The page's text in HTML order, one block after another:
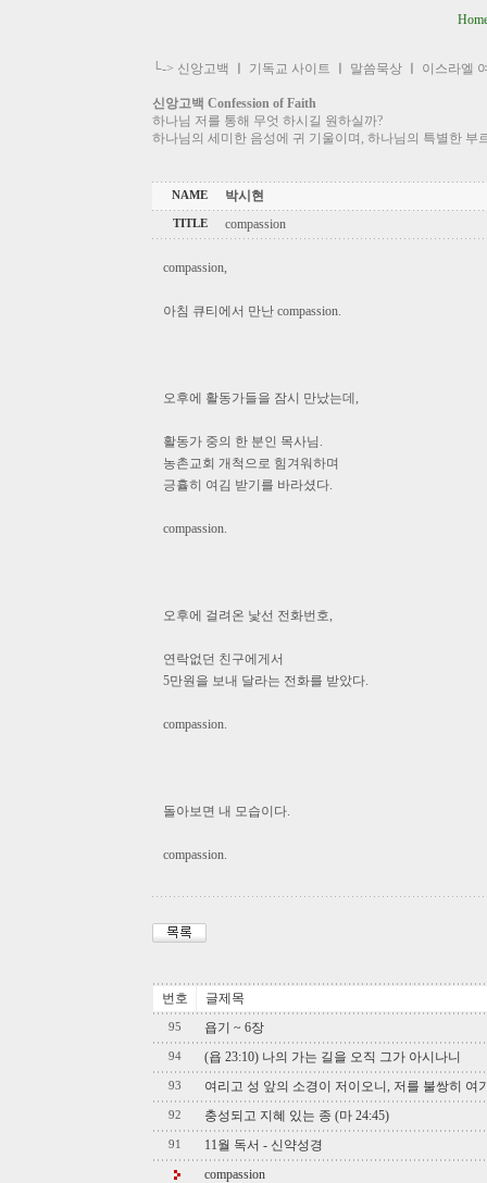
└-> 신앙고백 기독교 사이트 말씀묵상 이스라엘
신앙고백 Confession of Faith
하나님 저를 통해 무엇 하시길 원하실까?
하나님의 세미한 음성에 귀 기울이며, 하나님의 특별한 부
NAME 박시현
TITLE compassion
compassion,
아침 큐티에서 만난 compassion.
오후에 활동가들을 잠시 만났는데,
활동가 중의 한 분인 목사님.
농촌교회 개척으로 힘겨워하며
긍휼히 여김 받기를 바라셨다.
compassion.
오후에 걸려온 낯선 전화번호,
연락없던 친구에게서
5만원을 보내 달라는 전화를 받았다.
compassion.
돌아보면 내 모습이다.
compassion.
번호 글제목
95 욥기 ~ 6장
94 (욥 23:10) 나의 가는 길을 오직 그가 아시나니
93 여리고 성 앞의 소경이 저이오니, 저를 불쌍히 여
92 충성되고 지혜 있는 종 (마 24:45)
91
11월 독서 - 신약성경
compassion